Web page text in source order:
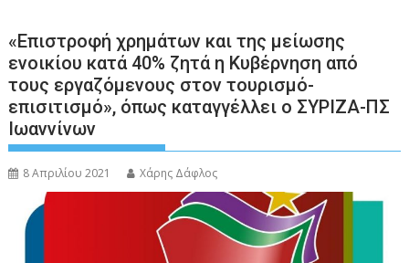
«Επιστροφή χρημάτων και της μείωσης
ενοικίου κατά 40% ζητά η Κυβέρνηση από
τους εργαζόμενους στον τουρισμό-
επισιτισμό», όπως καταγγέλλει ο ΣΥΡΙΖΑ-ΠΣ
Ιωαννίνων
8 Απριλίου 2021 Χάρης Δάφλος